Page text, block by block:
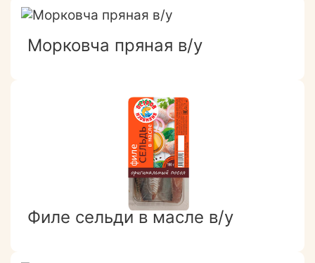
Морковча пряная в/у
Филе сельди в масле в/у